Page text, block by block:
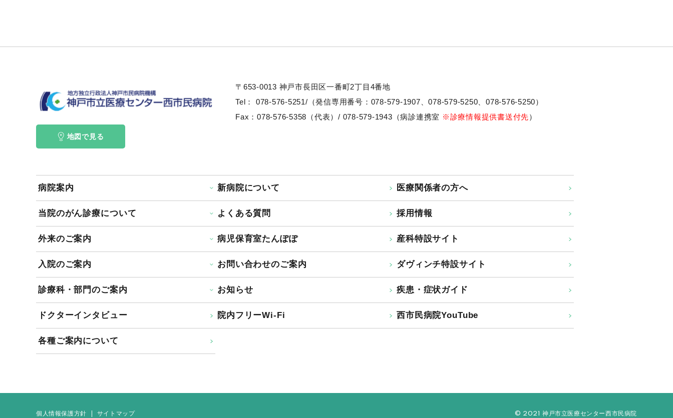
〒653-0013 神戸市長田区一番町2丁目4番地
Tel：
078-576-5251/（発信専用番号：078-579-1907、078-579-5250、 078-576-5250）
Fax：078-576-5358（代表）/ 078-579-1943（病診連携室 ※診療情報提供書送付先）
地図で見る
病院案内
当院のがん診療について
外来のご案内
入院のご案内
診療科・部門のご案内
ドクターインタビュー
各種ご案内について
新病院について
よくある質問
病児保育室たんぽぽ
お問い合わせのご案内
お知らせ
院内フリーWi-Fi
医療関係者の方へ
採用情報
産科特設サイト
ダヴィンチ特設サイト
疾患・症状ガイド
西市民病院YouTube
個人情報保護方針 サイトマップ © 2021 神戸市立医療センター西市民病院